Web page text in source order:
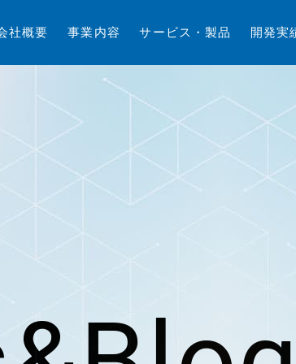
社概要 事業 内容 サ ー ビス ・製品 開発実